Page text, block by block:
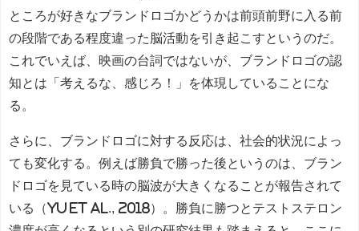
ところが好きなブランドロゴかどうかは前頭前野に入る前
の段階である程度違った脳活動を引き起こすというのだ。
これでいえば、映画の台詞ではないが、ブランドロゴの認
知とは「考えるな、感じろ！」を体現していることにな
る。
さらに、ブランドロゴに対する反応は、社会的状況によっ
ても変化する。例えば勝負で勝った後というのは、ブラン
ドロゴを見ている時の脳波が大きくなることが報告されて
いる（Yu et al., 2018）。勝負に勝つとテストステロン